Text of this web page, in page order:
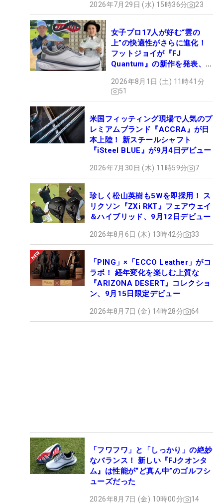
2026年7月29日 (水) 15時36分 23
女子プロ17人が好む“雲の
上”の快適性がさらに進化！
フットジョイが『FJ
Quantum』の新作を発表、8
2026年8月1日 (土) 11時41分
51
米国フィッティング現場で人気のプ
レミアムブランド『ACCRA』が日
本上陸！ 新スチールシャフト
『iSteel BLUE』が9月4日デビュー
2026年7月30日 (木) 11時59分 7
珍しく松山英樹も5Wを即採用！ ス
リクソン『ZXi RKT』フェアウェイ
＆ハイブリッド、9月12日デビュー
2026年8月6日 (木) 13時42分 33
「PING」×「ECCO Leather」がコ
ラボ！ 経年変化を楽しむ上質な
『ARIZONA DESERT』コレクショ
ン、9月15日限定デビュー
2026年8月7日 (金) 14時28分 64
「フワフワ」と「しっかり」の絶妙
なバランス！ 新しい『FJクオンタ
ム』は性能が“ど真ん中”のゴルフシ
ューズだった
2026年8月7日 (金) 10時00分 14